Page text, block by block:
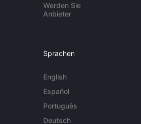
Werden Sie
Anbieter
Sprachen
English
Español
Português
Deutsch